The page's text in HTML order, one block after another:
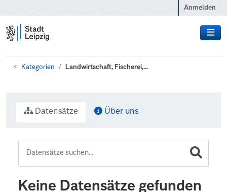
Anmelden
Kategorien Landwirtschaft, Fischerei,...
Datensätze Über uns
Keine Datensätze gefunden